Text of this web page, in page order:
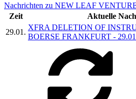
Nachrichten zu NEW LEAF
Zeit
Aktuelle
29.01.
XFRA DELETION OF
BOERSE FRANKFURT -